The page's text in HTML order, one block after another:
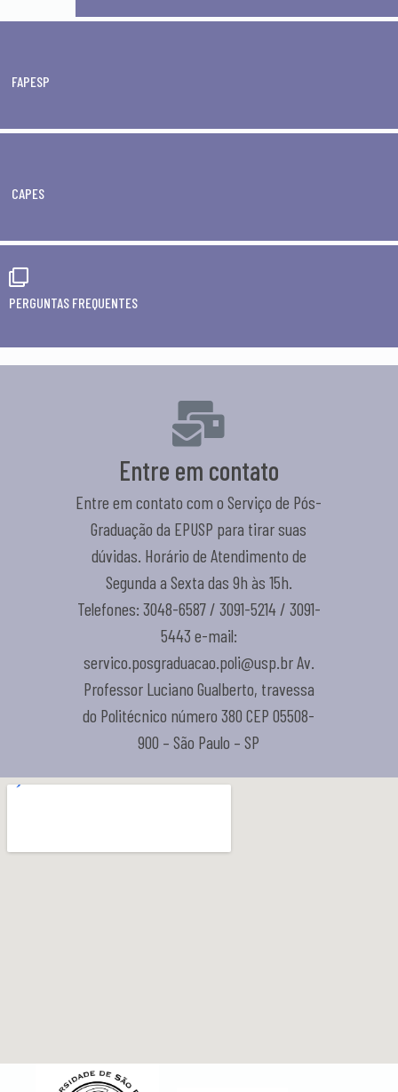
FAPESP
CAPES
PERGUNTAS FREQUENTES
Entre em contato
Entre em contato com o Serviço de Pós-
Graduação da EPUSP para tirar suas
dúvidas. Horário de Atendimento de
Segunda a Sexta das 9h às 15h.
Telefones: 3048-6587 / 3091-5214 / 3091-
5443 e-mail:
servico.posgraduacao.poli@usp.br Av.
Professor Luciano Gualberto, travessa
do Politécnico número 380 CEP 05508-
900 – São Paulo – SP